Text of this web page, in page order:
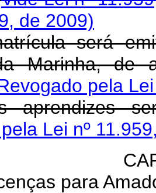
de 2009)
será
Marinha, de
pela
aprendizes
Lei nº
para